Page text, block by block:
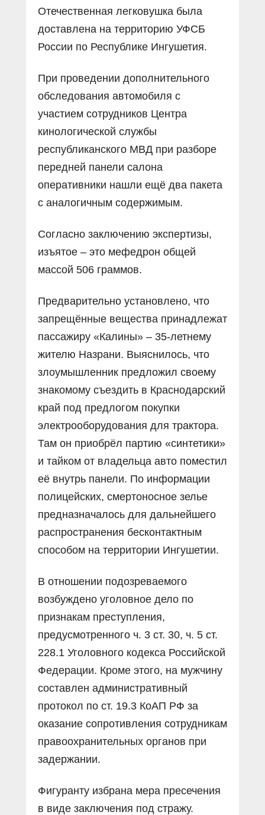
Отечественная легковушка была
доставлена на территорию УФСБ
России по Республике Ингушетия.
При проведении дополнительного
обследования автомобиля с
участием сотрудников Центра
кинологической службы
республиканского МВД при разборе
передней панели салона
оперативники нашли ещё два пакета
с аналогичным содержимым.
Согласно заключению экспертизы,
изъятое – это мефедрон общей
массой 506 граммов.
Предварительно установлено, что
запрещённые вещества принадлежат
пассажиру «Калины» – 35-летнему
жителю Назрани. Выяснилось, что
злоумышленник предложил своему
знакомому съездить в Краснодарский
край под предлогом покупки
электрооборудования для трактора.
Там он приобрёл партию «синтетики»
и тайком от владельца авто поместил
её внутрь панели. По информации
полицейских, смертоносное зелье
предназначалось для дальнейшего
распространения бесконтактным
способом на территории Ингушетии.
В отношении подозреваемого
возбуждено уголовное дело по
признакам преступления,
предусмотренного ч. 3 ст. 30, ч. 5 ст.
228.1 Уголовного кодекса Российской
Федерации. Кроме этого, на мужчину
составлен административный
протокол по ст. 19.3 КоАП РФ за
оказание сопротивления сотрудникам
правоохранительных органов при
задержании.
Фигуранту избрана мера пресечения
в виде заключения под стражу.